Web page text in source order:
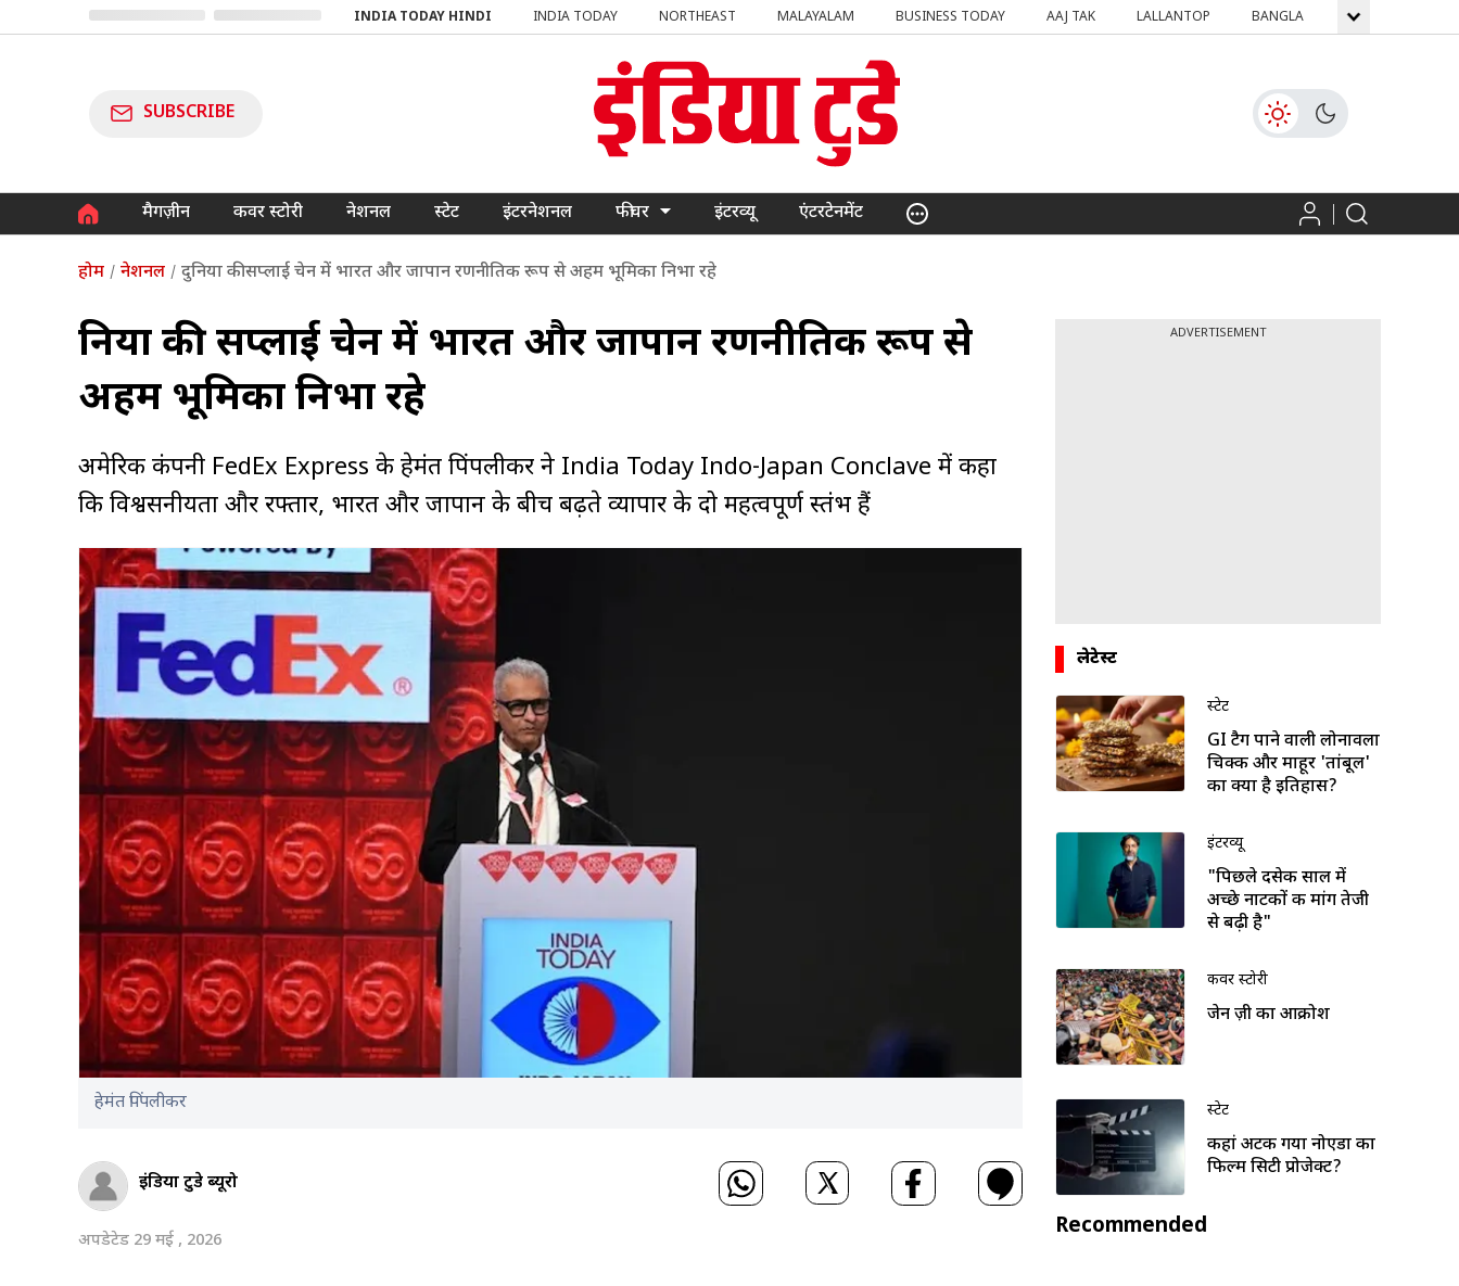
INDIA TODAY HINDI INDIA TODAY NORTHEAST MALAYALAM BUSINESS TODAY AAJ TAK LALLANTOP BANGLA GNTTV
SUBSCRIBE
मैगज़ीन कवर स्टोरी नेशनल स्टेट इंटरनेशनल फीचर इंटरव्यू एंटरटेनमेंट
होम नेशनल दुनिया की सप्लाई चेन में भारत और जापान रणनीतिक रूप से अहम भूमिका निभा रहे
दुनिया की सप्लाई चेन में भारत और जापान रणनीतिक रूप से
अहम भूमिका निभा रहे
अमेरिकी कंपनी FedEx Express के हेमंत पिंपलीकर ने India Today Indo-Japan Conclave में कहा
कि विश्वसनीयता और रफ्तार, भारत और जापान के बीच बढ़ते व्यापार के दो महत्वपूर्ण स्तंभ हैं
हेमंत पिंपलीकर
इंडिया टुडे ब्यूरो
अपडेटेड 29 मई , 2026
ADVERTISEMENT
लेटेस्ट
स्टेट
GI टैग पाने वाली लोनावला
चिक्की और माहूर 'तांबूल'
का क्या है इतिहास?
इंटरव्यू
"पिछले दसेक साल में
अच्छे नाटकों की मांग तेजी
से बढ़ी है"
कवर स्टोरी
जेन ज़ी का आक्रोश
स्टेट
कहां अटक गया नोएडा का
फिल्म सिटी प्रोजेक्ट?
Recommended